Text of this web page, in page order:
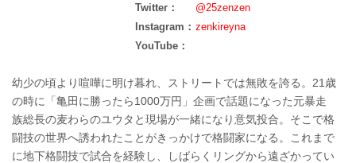
Twitter：
@25zenzen
Instagram： zenkireyna
YouTube：
幼少の頃より喧嘩に明け暮れ、ストリートでは無敗を誇る。21歳
の時に「亀田に勝ったら1000万円」企画で話題になった元暴走
族総長の麦わらのユウタと現場が一緒になり意気投合。そこで格
闘技の世界へ誘われたことがきっかけで格闘家になる。これまで
に地下格闘技で試合を経験し、しばらくリングから遠ざかってい